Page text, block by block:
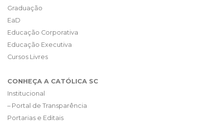
Graduação
EaD
Educação Corporativa
Educação Executiva
Cursos Livres
CONHEÇA A CATÓLICA SC
Institucional
– Portal de Transparência
Portarias e Editais